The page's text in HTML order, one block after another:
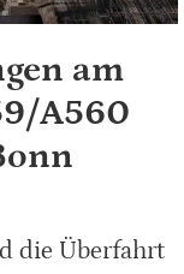
am
A560
die Überfahrt